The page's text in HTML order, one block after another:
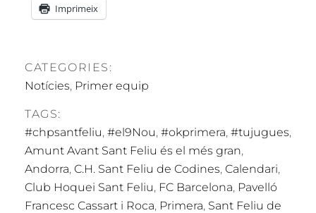
Imprimeix
CATEGORIES:
Notícies, Primer equip
TAGS:
#chpsantfeliu, #el9Nou, #okprimera, #tujugues,
Amunt Avant Sant Feliu és el més gran,
Andorra, C.H. Sant Feliu de Codines, Calendari,
Club Hoquei Sant Feliu, FC Barcelona, Pavelló
Francesc Cassart i Roca, Primera, Sant Feliu de